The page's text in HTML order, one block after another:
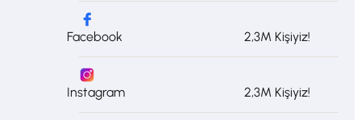
Facebook 2,3M Kişiyiz!
Instagram 2,3M Kişiyiz!